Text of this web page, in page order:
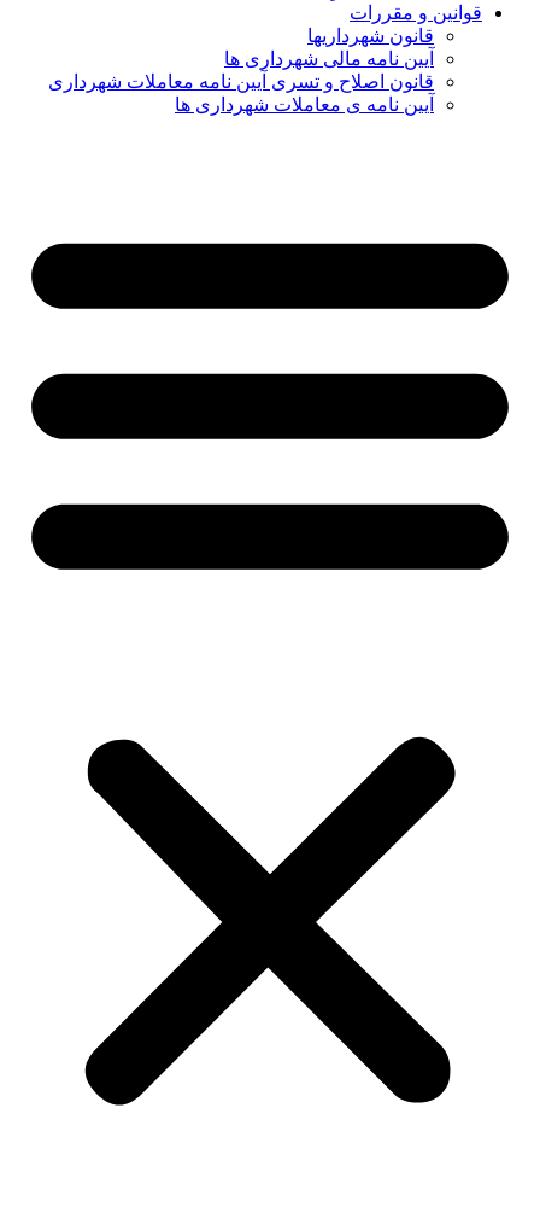
قوانین و مقررات
قانون شهرداریها
آیین نامه مالی شهرداری ها
قانون اصلاح و تسری آیین نامه معاملات شهرداری
آیین نامه ی معاملات شهرداری ها